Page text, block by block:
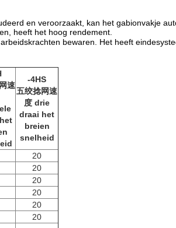
en veroorzaakt, kan het gabionvakje
heeft het hoog rendement.
bewaren. Het heeft
速
-4HS
五绞捻网速
度 drie
draai het
breien
snelheid
20
20
20
20
20
20